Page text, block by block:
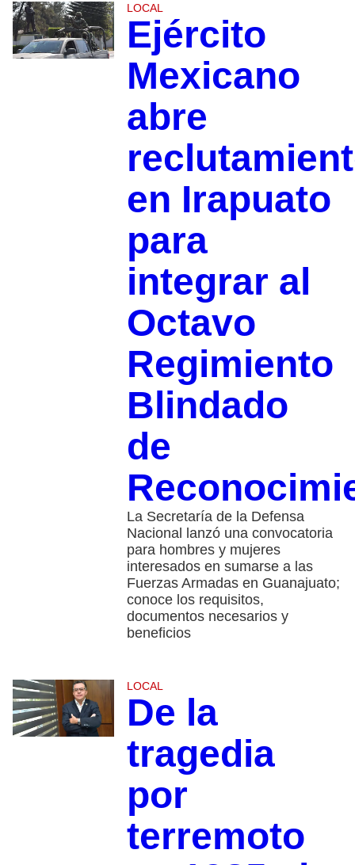
LOCAL
Ejército
Mexicano
abre
en Irapuato
para
integrar al
Octavo
Regimiento
Blindado
de
La Secretaría de la Defensa
Nacional lanzó una convocatoria
para hombres y mujeres
interesados en sumarse a las
Fuerzas Armadas en Guanajuato;
conoce los requisitos,
documentos necesarios y
beneficios
LOCAL
De la
tragedia
por
terremoto